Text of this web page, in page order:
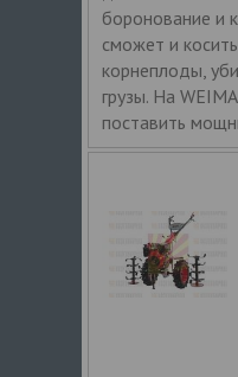
боронование и
сможет и
корнеплоды,
грузы. На
поставить